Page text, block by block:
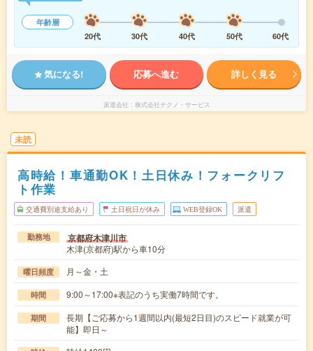
年齢層
20代
30代 40代 50代 60代
気になる! 応募へ進む 詳しく見る
派遣会社 株式会社テクノ・サービス
未読
高時給！車通勤OK！土日休み！フォークリフ
ト作業
交通費別途支給あり 土日祝日が休み WEB登録OK 派遣
勤務地 京都府木津川市
木津(京都府)駅から車10分
曜日頻度 月～金・土
時間 9:00～17:00※表記のうち実働7時間です。
期間
長期【ご応募から1週間以内(最短2日目)のスピード就業が可
能】即日～